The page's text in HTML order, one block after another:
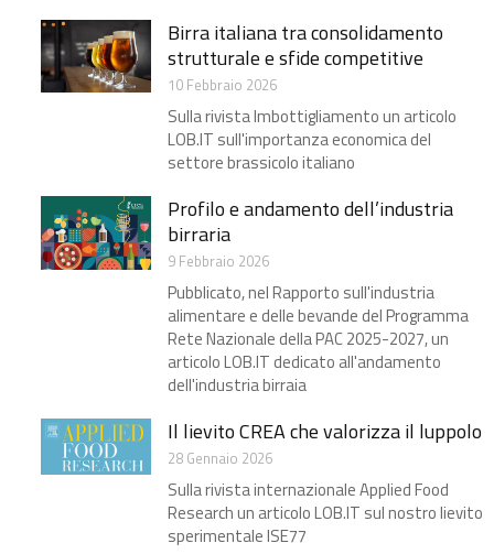
Birra italiana tra consolidamento
strutturale e sfide competitive
10 Febbraio 2026
Sulla rivista Imbottigliamento un articolo
LOB.IT sull'importanza economica del
settore brassicolo italiano
Profilo e andamento dell’industria
birraria​
9 Febbraio 2026
Pubblicato, nel Rapporto sull'industria
alimentare e delle bevande del Programma
Rete Nazionale della PAC 2025-2027, un
articolo LOB.IT dedicato all'andamento
dell'industria birraia
Il lievito CREA che valorizza il luppolo​
28 Gennaio 2026
Sulla rivista internazionale Applied Food
Research un articolo LOB.IT sul nostro lievito
sperimentale ISE77